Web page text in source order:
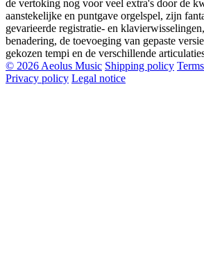
de vertoking nog voor veel extra's door de
aanstekelijke en puntgave orgelspel, zijn
gevarieerde registratie- en
benadering, de toevoeging van gepaste
gekozen tempi en de verschillende
© 2026 Aeolus Music Shipping policy
Privacy policy Legal notice